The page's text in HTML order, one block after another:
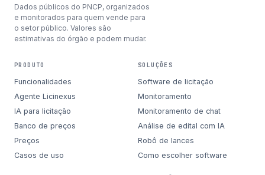
Dados públicos do PNCP, organizados
e monitorados para quem vende para
o setor público. Valores são
estimativas do órgão e podem mudar.
PRODUTO
Funcionalidades
Agente Licinexus
IA para licitação
Banco de preços
Preços
Casos de uso
SOLUÇÕES
Software de licitação
Monitoramento
Monitoramento de chat
Análise de edital com IA
Robô de lances
Como escolher software